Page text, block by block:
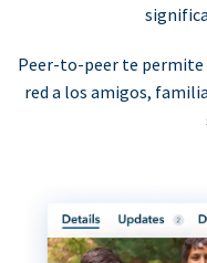
Peer-to-peer te permite
red a los amigos,